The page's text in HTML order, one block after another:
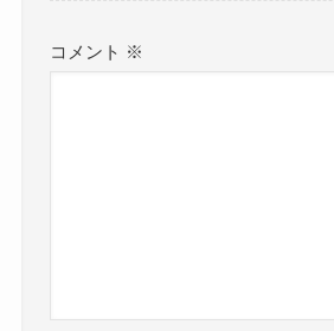
コメント ※